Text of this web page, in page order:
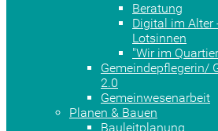
Beratung
Digital im Alter
Lotsinnen
"Wir im
Gemeindepflegerin/
2.0
Gemeinwesenarbeit
Planen & Bauen
Bauleitplanung